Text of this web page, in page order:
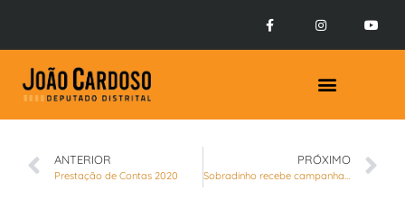
ANTERIOR
Prestação de Contas 2020
PRÓXIMO